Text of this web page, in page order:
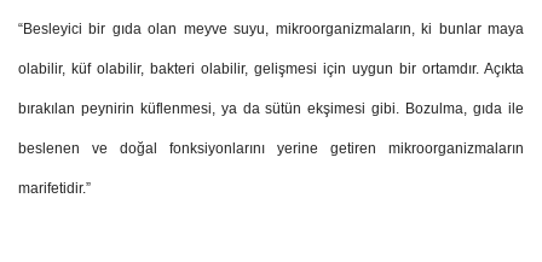
“Besleyici bir gıda olan meyve suyu, mikroorganizmaların, ki bunlar maya
olabilir, küf olabilir, bakteri olabilir, gelişmesi için uygun bir ortamdır. Açıkta
bırakılan peynirin küflenmesi, ya da sütün ekşimesi gibi. Bozulma, gıda ile
beslenen ve doğal fonksiyonlarını yerine getiren mikroorganizmaların
marifetidir.”